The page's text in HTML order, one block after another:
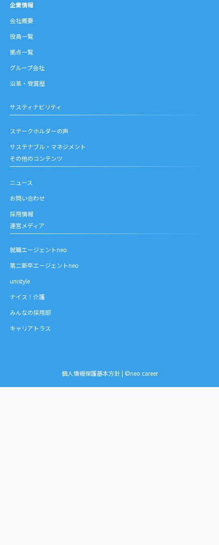
企業情報
会社概要
役員一覧
拠点一覧
グループ会社
沿革・受賞歴
サスティナビリティ
ステークホルダーの声
サステナブル・マネジメント
その他のコンテンツ
ニュース
お問い合わせ
採用情報
運営メディア
就職エージェントneo
第二新卒エージェントneo
unistyle
ナイス！介護
みんなの採用部
キャリアトラス
個人情報保護基本方針| ©neo career